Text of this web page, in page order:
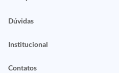
Dúvidas
Institucional
Contatos